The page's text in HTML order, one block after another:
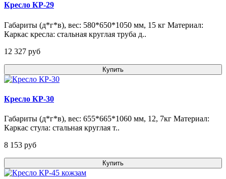
Кресло КР-29
Габариты (д*г*в), вес: 580*650*1050 мм, 15 кг Материал:
Каркас кресла: стальная круглая труба д..
12 327 pуб
Купить
Кресло КР-30
Габариты (д*г*в), вес: 655*665*1060 мм, 12, 7кг Материал:
Каркас стула: стальная круглая т..
8 153 pуб
Купить